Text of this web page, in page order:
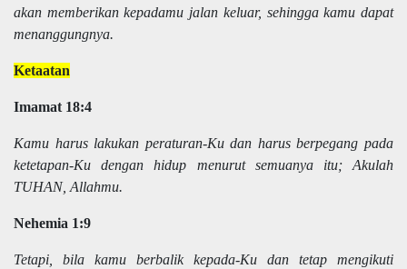
akan memberikan kepadamu jalan keluar, sehingga kamu dapat
menanggungnya.
Ketaatan
Imamat 18:4
Kamu harus lakukan peraturan-Ku dan harus berpegang pada
ketetapan-Ku dengan hidup menurut semuanya itu; Akulah
TUHAN, Allahmu.
Nehemia 1:9
Tetapi, bila kamu berbalik kepada-Ku dan tetap mengikuti